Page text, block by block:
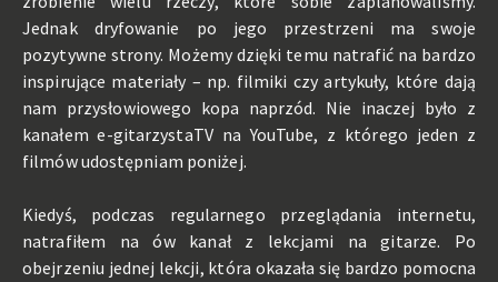
Jednak dryfowanie po jego przestrzeni ma swoje
pozytywne strony. Możemy dzięki temu natrafić na bardzo
inspirujące materiały – np. filmiki czy artykuły, które dają
nam przysłowiowego kopa naprzód. Nie inaczej było z
kanałem e-gitarzystaTV na YouTube, z którego jeden z
filmów udostępniam poniżej.
Kiedyś, podczas regularnego przeglądania internetu,
natrafiłem na ów kanał z lekcjami na gitarze. Po
obejrzeniu jednej lekcji, która okazała się bardzo pomocna